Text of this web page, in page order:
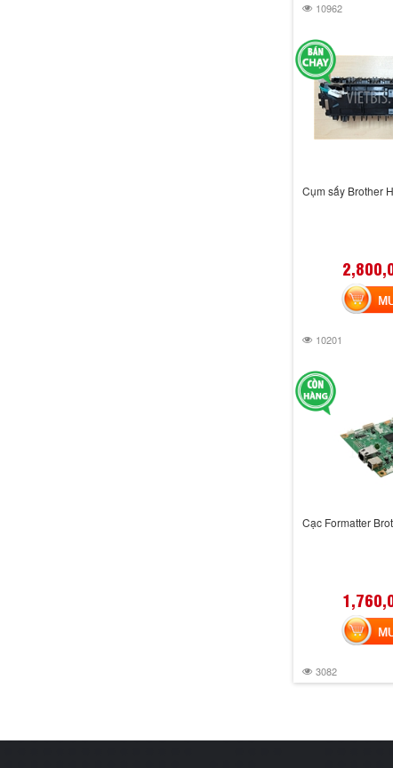
10962
Cụm sấy Brother
10201
MUA
Cạc Formatter
3082
MUA